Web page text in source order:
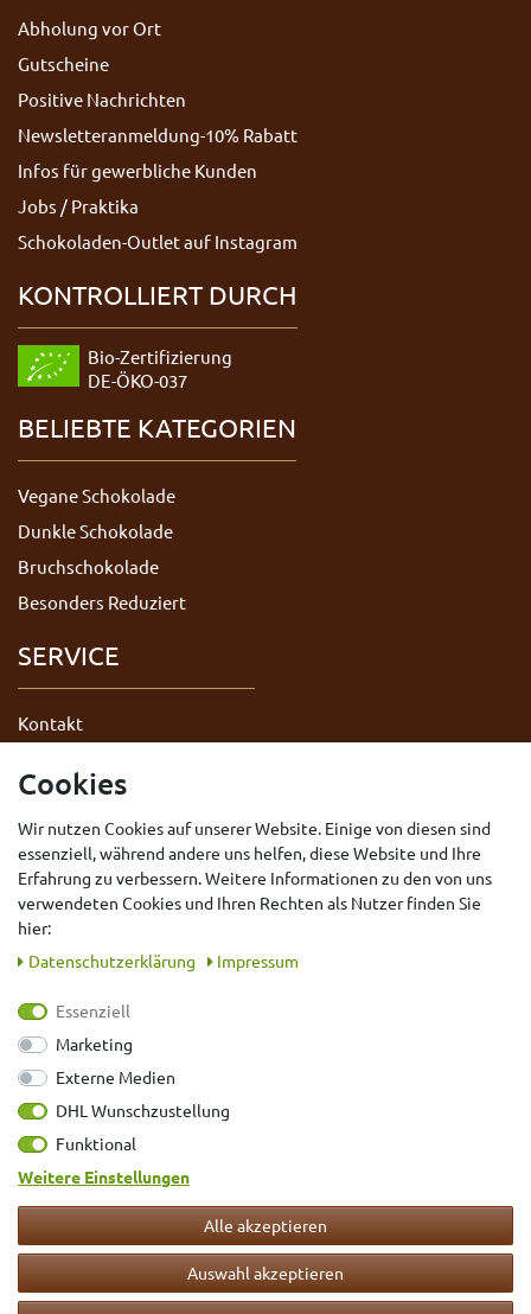
Abholung vor Ort
Gutscheine
Positive Nachrichten
Newsletteranmeldung-10% Rabatt
Infos für gewerbliche Kunden
Jobs / Praktika
Schokoladen-Outlet auf Instagram
KONTROLLIERT DURCH
Bio-Zertifizierung
DE-ÖKO-037
BELIEBTE KATEGORIEN
Vegane Schokolade
Dunkle Schokolade
Bruchschokolade
Besonders Reduziert
SERVICE
Kontakt
AGB
Impressum
Widerrufsrecht
Vertrag widerrufen
Bewertungen der letzten 12 Monate
VERSAND MIT
ZAHLUNGSARTEN
Cookies
Wir nutzen Cookies auf unserer Website. Einige von diesen sind
essenziell, während andere uns helfen, diese Website und Ihre
Erfahrung zu verbessern. Weitere Informationen zu den von uns
verwendeten Cookies und Ihren Rechten als Nutzer finden Sie
hier:
Daten­schutz­erklärung
Impressum
Essenziell
Marketing
Externe Medien
DHL Wunschzustellung
Funktional
Weitere Einstellungen
Alle akzeptieren
Auswahl akzeptieren